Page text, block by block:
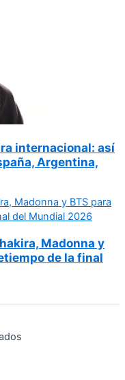
internacional: así
Argentina,
Madonna y
de la final